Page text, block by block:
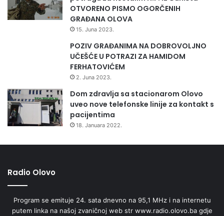
OTVORENO PISMO OGORČENIH
GRAĐANA OLOVA
15. Juna 2023.
POZIV GRAĐANIMA NA DOBROVOLJNO
UČEŠĆE U POTRAZI ZA HAMIDOM
FERHATOVIĆEM
2. Juna 2023.
Dom zdravlja sa stacionarom Olovo
uveo nove telefonske linije za kontakt s
pacijentima
18. Januara 2022.
Radio Olovo
Program se emituje 24. sata dnevno na 95,1 MHz i na internetu
putem linka na našoj zvaničnoj web str www.radio.olovo.ba gdje